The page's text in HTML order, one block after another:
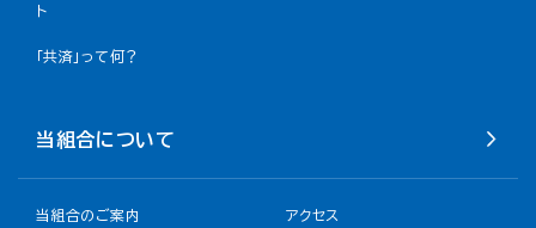
ト
「共済」って何？
当組合について
当組合のご案内 アクセス